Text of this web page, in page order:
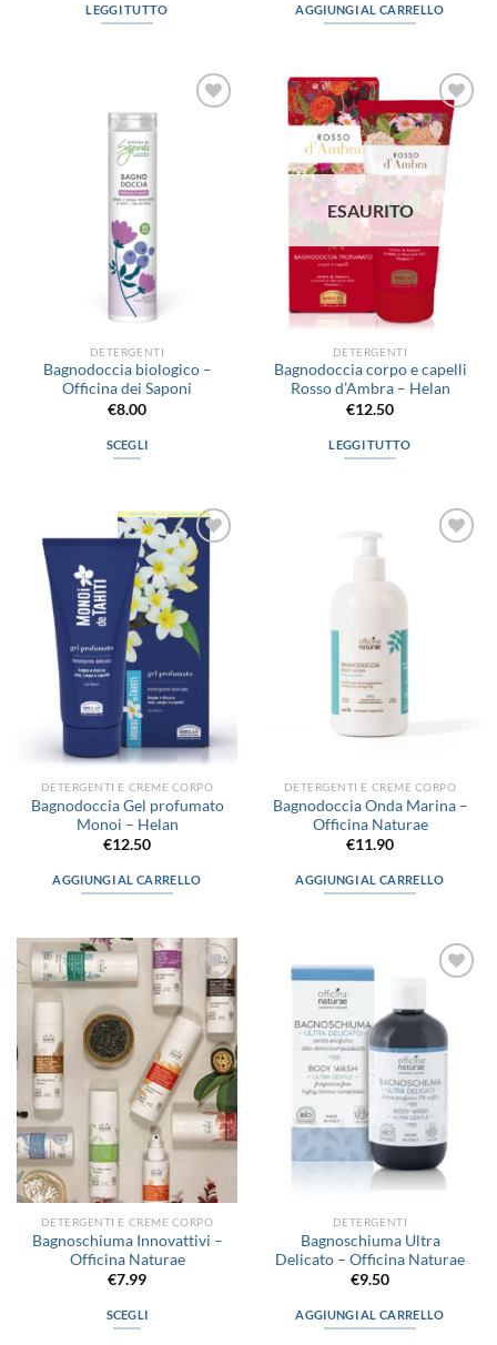
LEGGI TUTTO AGGIUNGI AL CARRELLO
DETERGENTI
Bagnodoccia biologico –
Officina dei Saponi
€8.00
SCEGLI
ha
più
varianti.
Le
opzioni
possono
essere
scelte
nella
pagina
del
Aggiungi
alla lista
desideri
ESAURITO
DETERGENTI
Bagnodoccia corpo e capelli
Rosso d’Ambra – Helan
€12.50
LEGGI TUTTO
Aggiungi
alla lista
dei
desideri
DETERGENTI E CREME CORPO
Bagnodoccia Gel profumato
Monoi – Helan
€12.50
AGGIUNGI AL CARRELLO
DETERGENTI E CREME CORPO
Bagnodoccia Onda Marina –
Officina Naturae
€11.90
AGGIUNGI AL CARRELLO
Aggiungi
alla lista
dei
desideri
DETERGENTI E CREME CORPO
Bagnoschiuma Innovattivi –
Officina Naturae
€7.99
SCEGLI
alla lista
dei
desideri
DETERGENTI
Bagnoschiuma Ultra
Delicato – Officina Naturae
€9.50
AGGIUNGI AL CARRELLO